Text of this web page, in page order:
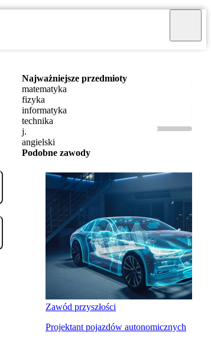
Najważniejsze przedmioty
matematyka
fizyka
informatyka
technika
j.
angielski
Podobne zawody
Zawód przyszłości
Projektant pojazdów autonomicznych